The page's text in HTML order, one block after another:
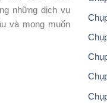
những dịch vụ
và mong muốn